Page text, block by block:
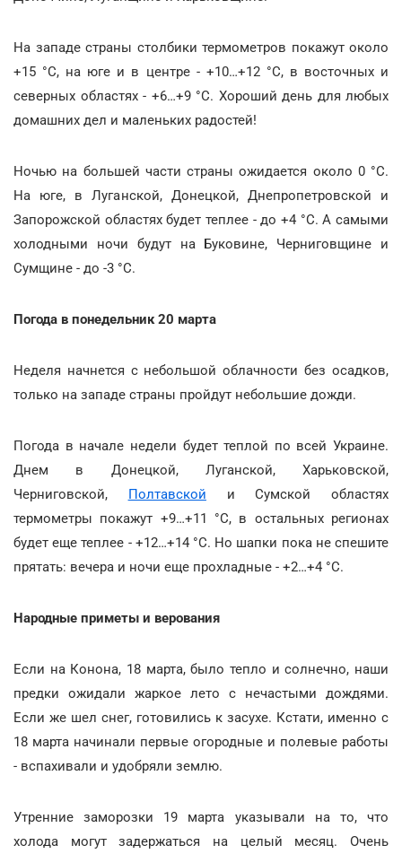
На западе страны столбики термометров покажут около
+15 °С, на юге и в центре - +10…+12 °С, в восточных и
северных областях - +6…+9 °С. Хороший день для любых
домашних дел и маленьких радостей!
Ночью на большей части страны ожидается около 0 °С.
На юге, в Луганской, Донецкой, Днепропетровской и
Запорожской областях будет теплее - до +4 °С. А самыми
холодными ночи будут на Буковине, Черниговщине и
Сумщине - до -3 °С.
Погода в понедельник 20 марта
Неделя начнется с небольшой облачности без осадков,
только на западе страны пройдут небольшие дожди.
Погода в начале недели будет теплой по всей Украине.
Днем в Донецкой, Луганской, Харьковской,
Черниговской, Полтавской и Сумской областях
термометры покажут +9…+11 °С, в остальных регионах
будет еще теплее - +12…+14 °С. Но шапки пока не спешите
прятать: вечера и ночи еще прохладные - +2…+4 °С.
Народные приметы и верования
Если на Конона, 18 марта, было тепло и солнечно, наши
предки ожидали жаркое лето с нечастыми дождями.
Если же шел снег, готовились к засухе. Кстати, именно с
18 марта начинали первые огородные и полевые работы
- вспахивали и удобряли землю.
Утренние заморозки 19 марта указывали на то, что
холода могут задержаться на целый месяц. Очень